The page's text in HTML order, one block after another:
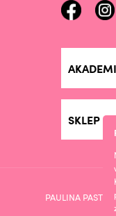
SKLEP
PAULINA